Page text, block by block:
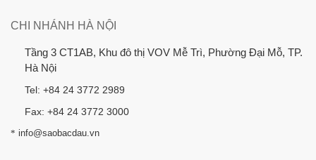
CHI NHÁNH HÀ NỘI
Tầng 3 CT1AB, Khu đô thị VOV Mễ Trì, Phường Đại Mỗ, TP.
Hà Nội
Tel: +84 24 3772 2989
Fax: +84 24 3772 3000
* info@saobacdau.vn